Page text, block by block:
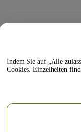
Indem Sie auf „Alle zulassen“
Cookies. Einzelheiten